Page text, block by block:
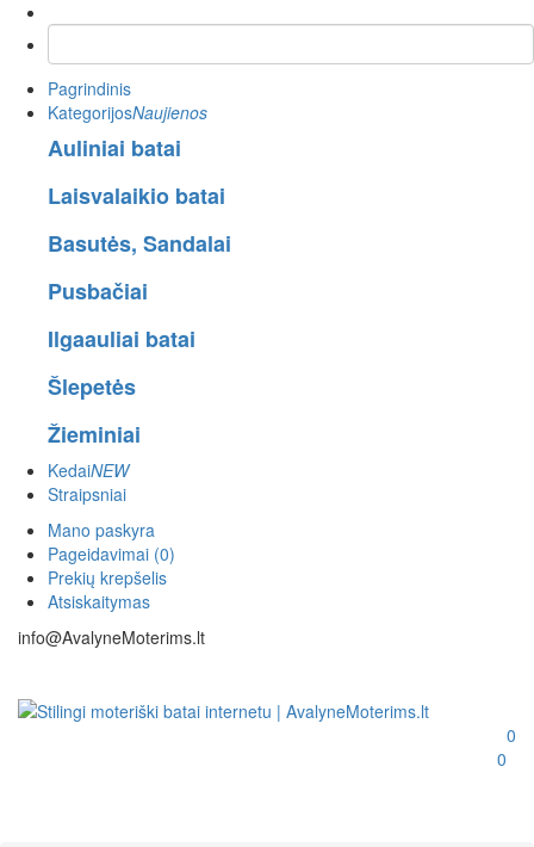
Pagrindinis
KategorijosNaujienos
Auliniai batai
Laisvalaikio batai
Basutės, Sandalai
Pusbačiai
Ilgaauliai batai
Šlepetės
Žieminiai
KedaiNEW
Straipsniai
Mano paskyra
Pageidavimai (0)
Prekių krepšelis
Atsiskaitymas
info@AvalyneMoterims.lt
0
0